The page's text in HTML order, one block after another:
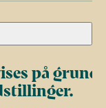
på grund